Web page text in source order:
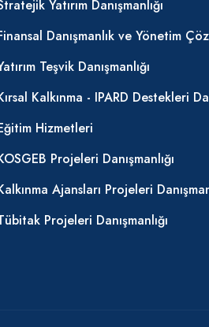
Yatırım Danışmanlığı
Danışmanlık ve Yönetim
Teşvik Danışmanlığı
Kalkınma - IPARD Destekleri
Hizmetleri
Projeleri Danışmanlığı
Ajansları Projeleri
Projeleri Danışmanlığı